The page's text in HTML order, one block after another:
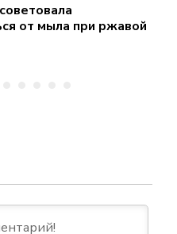
от мыла при ржавой